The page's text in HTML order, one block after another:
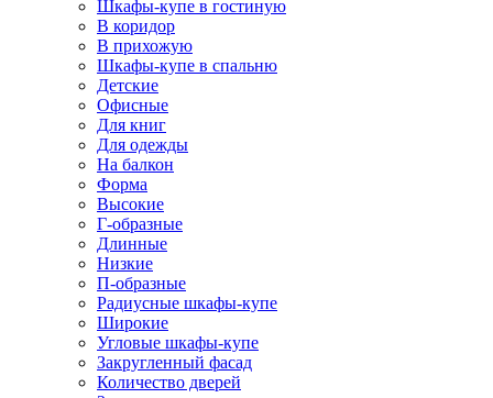
Шкафы-купе в гостиную
В коридор
В прихожую
Шкафы-купе в спальню
Детские
Офисные
Для книг
Для одежды
На балкон
Форма
Высокие
Г-образные
Длинные
Низкие
П-образные
Радиусные шкафы-купе
Широкие
Угловые шкафы-купе
Закругленный фасад
Количество дверей